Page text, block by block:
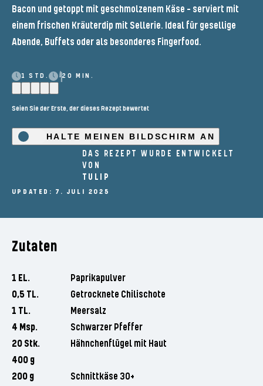
Bacon und getoppt mit geschmolzenem Käse – serviert mit
einem frischen Kräuterdip mit Sellerie. Ideal für gesellige
Abende, Buffets oder als besonderes Fingerfood.
1 STD. 20 MIN.
Seien Sie der Erste, der dieses Rezept bewertet
HALTE MEINEN BILDSCHIRM AN
DAS REZEPT WURDE ENTWICKELT
VON
TULIP
UPDATED: 7. JULI 2025
Zutaten
1 EL.
Paprikapulver
0,5 TL.
Getrocknete Chilischote
1 TL.
Meersalz
4 Msp.
Schwarzer Pfeffer
20 Stk.
Hähnchenflügel mit Haut
400 g
200 g
Schnittkäse 30+